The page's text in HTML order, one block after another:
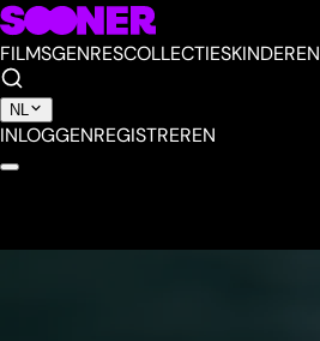
FILMSGENRESCOLLECTIESKINDEREN
NL
INLOGGENREGISTREREN